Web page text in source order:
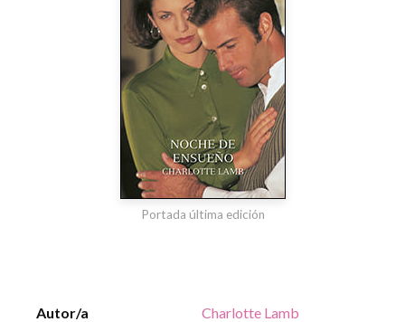
Autor/a Charlotte Lamb
Portada última edición